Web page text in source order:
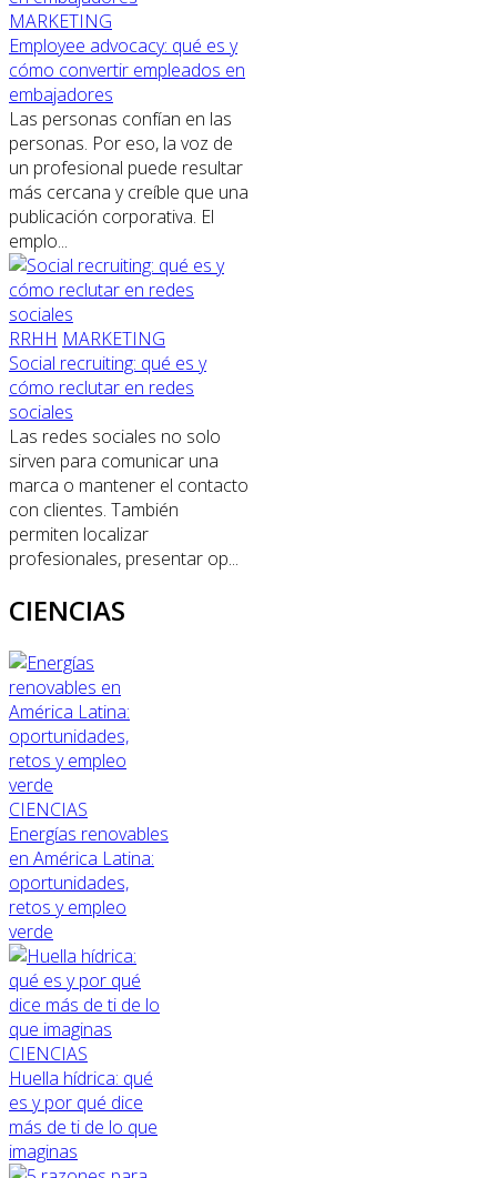
MARKETING
Employee advocacy: qué es y
cómo convertir empleados en
embajadores
Las personas confían en las
personas. Por eso, la voz de
un profesional puede resultar
más cercana y creíble que una
publicación corporativa. El
emplo...
RRHH MARKETING
Social recruiting: qué es y
cómo reclutar en redes
sociales
Las redes sociales no solo
sirven para comunicar una
marca o mantener el contacto
con clientes. También
permiten localizar
profesionales, presentar op...
CIENCIAS
CIENCIAS
Energías renovables
en América Latina:
oportunidades,
retos y empleo
verde
CIENCIAS
Huella hídrica: qué
es y por qué dice
más de ti de lo que
imaginas